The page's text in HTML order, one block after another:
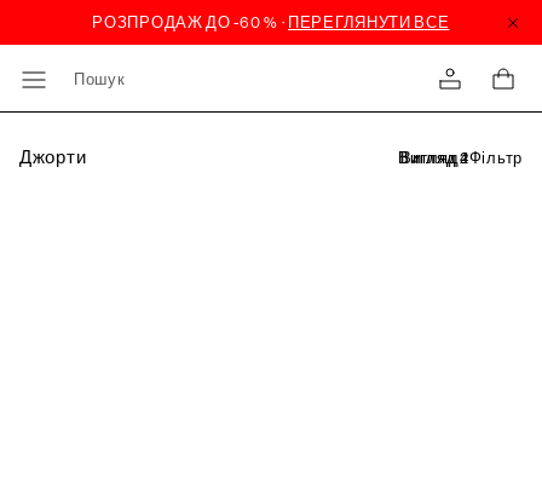
Пошук
Джорти Фільтр